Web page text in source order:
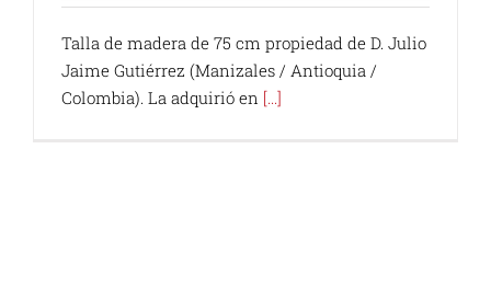
Talla de madera de 75 cm propiedad de D. Julio
Jaime Gutiérrez (Manizales / Antioquia /
Colombia). La adquirió en [...]